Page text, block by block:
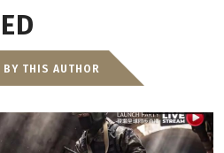
BY THIS AUTHOR